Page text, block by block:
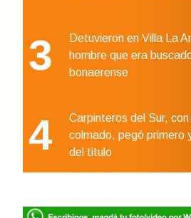
3
Detuvieron en Villa La
hombre que era
bonaerense
4
Carpinteros del Sur,
colmado, pegó primero
del titulo